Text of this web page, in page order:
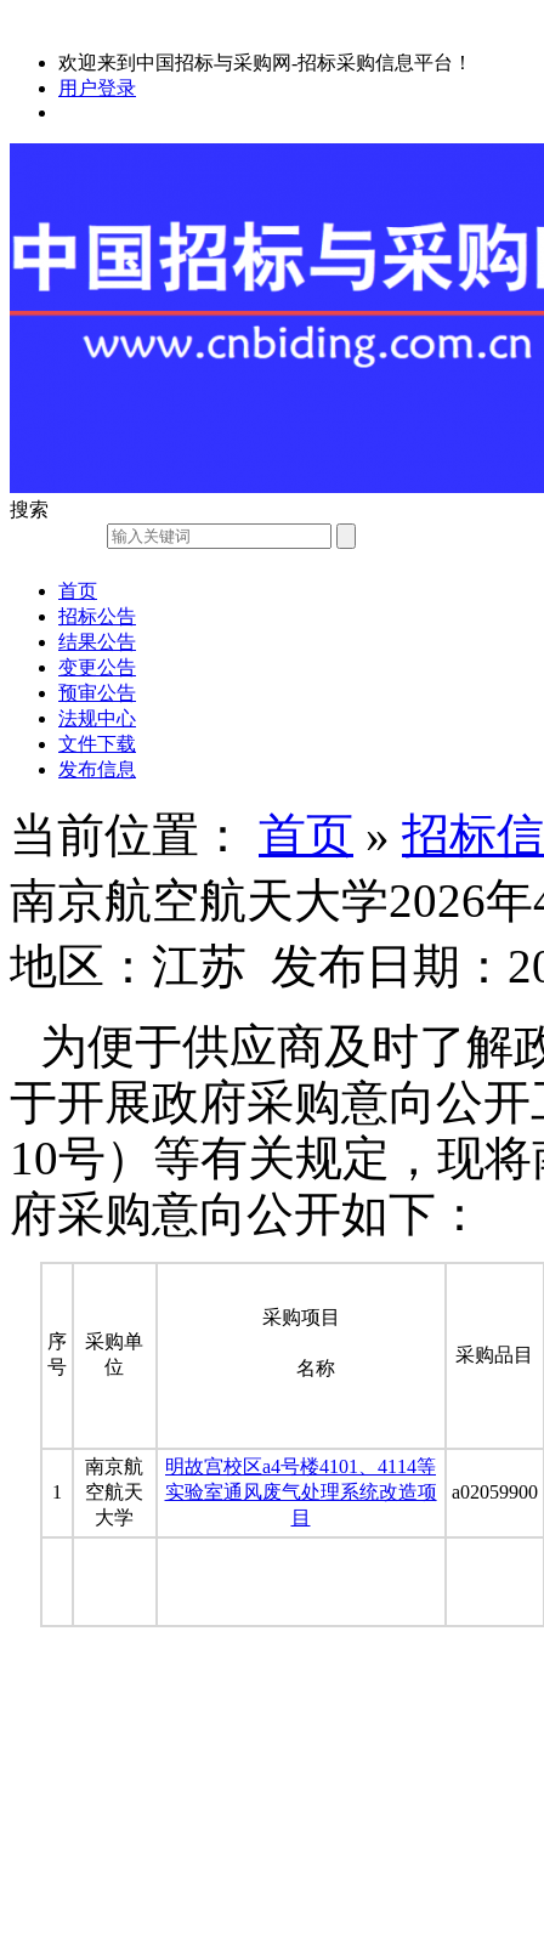
欢迎来到中国招标与采购网-招标采购信息平台！
用户登录
搜索
首页
招标公告
结果公告
变更公告
预审公告
法规中心
文件下载
发布信息
当前位置： 首页 » 招标
南京航空航天大学2026
地区：江苏 发布日期：
为便于供应商及时了解
于开展政府采购意向公
10号）等有关规定，现
府采购意向公开如下：
序
号
采购单
位
采购项目
名称
采购品目
1
南京航
空航天
大学
明故宫校区a4号楼4101、4114等
实验室通风废气处理系统改造项
目
a02059900